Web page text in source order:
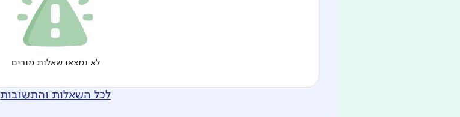
לא נמצאו שאלות מורים
לכל השאלות והתשובות